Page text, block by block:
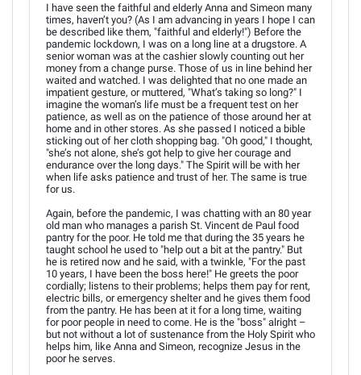
I have seen the faithful and elderly Anna and Simeon many
times, haven’t you? (As I am advancing in years I hope I can
be described like them, "faithful and elderly!") Before the
pandemic lockdown, I was on a long line at a drugstore. A
senior woman was at the cashier slowly counting out her
money from a change purse. Those of us in line behind her
waited and watched. I was delighted that no one made an
impatient gesture, or muttered, "What’s taking so long?" I
imagine the woman’s life must be a frequent test on her
patience, as well as on the patience of those around her at
home and in other stores. As she passed I noticed a bible
sticking out of her cloth shopping bag. "Oh good," I thought,
"she’s not alone, she’s got help to give her courage and
endurance over the long days." The Spirit will be with her
when life asks patience and trust of her. The same is true
for us.
Again, before the pandemic, I was chatting with an 80 year
old man who manages a parish St. Vincent de Paul food
pantry for the poor. He told me that during the 35 years he
taught school he used to "help out a bit at the pantry." But
he is retired now and he said, with a twinkle, "For the past
10 years, I have been the boss here!" He greets the poor
cordially; listens to their problems; helps them pay for rent,
electric bills, or emergency shelter and he gives them food
from the pantry. He has been at it for a long time, waiting
for poor people in need to come. He is the "boss" alright –
but not without a lot of sustenance from the Holy Spirit who
helps him, like Anna and Simeon, recognize Jesus in the
poor he serves.